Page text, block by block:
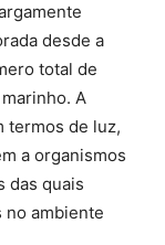
desde a
total de
A
termos de luz,
a organismos
das quais
no ambiente